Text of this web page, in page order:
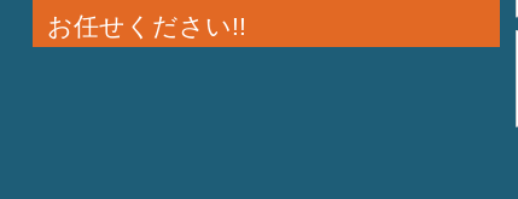
お任せください!!